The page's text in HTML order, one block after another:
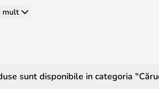
mult
sunt disponibile in categoria